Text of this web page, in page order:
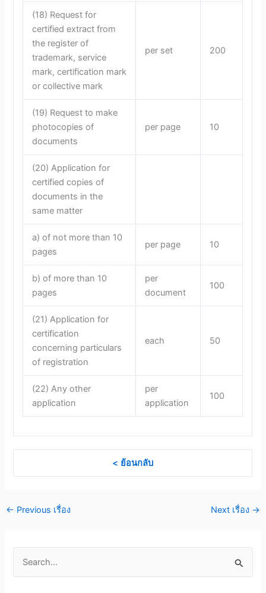
(18) Request for
certified extract from
the register of
trademark, service
mark, certification mark
or collective mark
per set 200
(19) Request to make
photocopies of
documents
per page 10
(20) Application for
certified copies of
documents in the
same matter
a) of not more than 10
pages
per page 10
b) of more than 10
pages
per
document
100
(21) Application for
certification
concerning particulars
of registration
each 50
(22) Any other
application
per
application
100
< ย้อนกลับ
← Previous เรื่อง Next เรื่อง →